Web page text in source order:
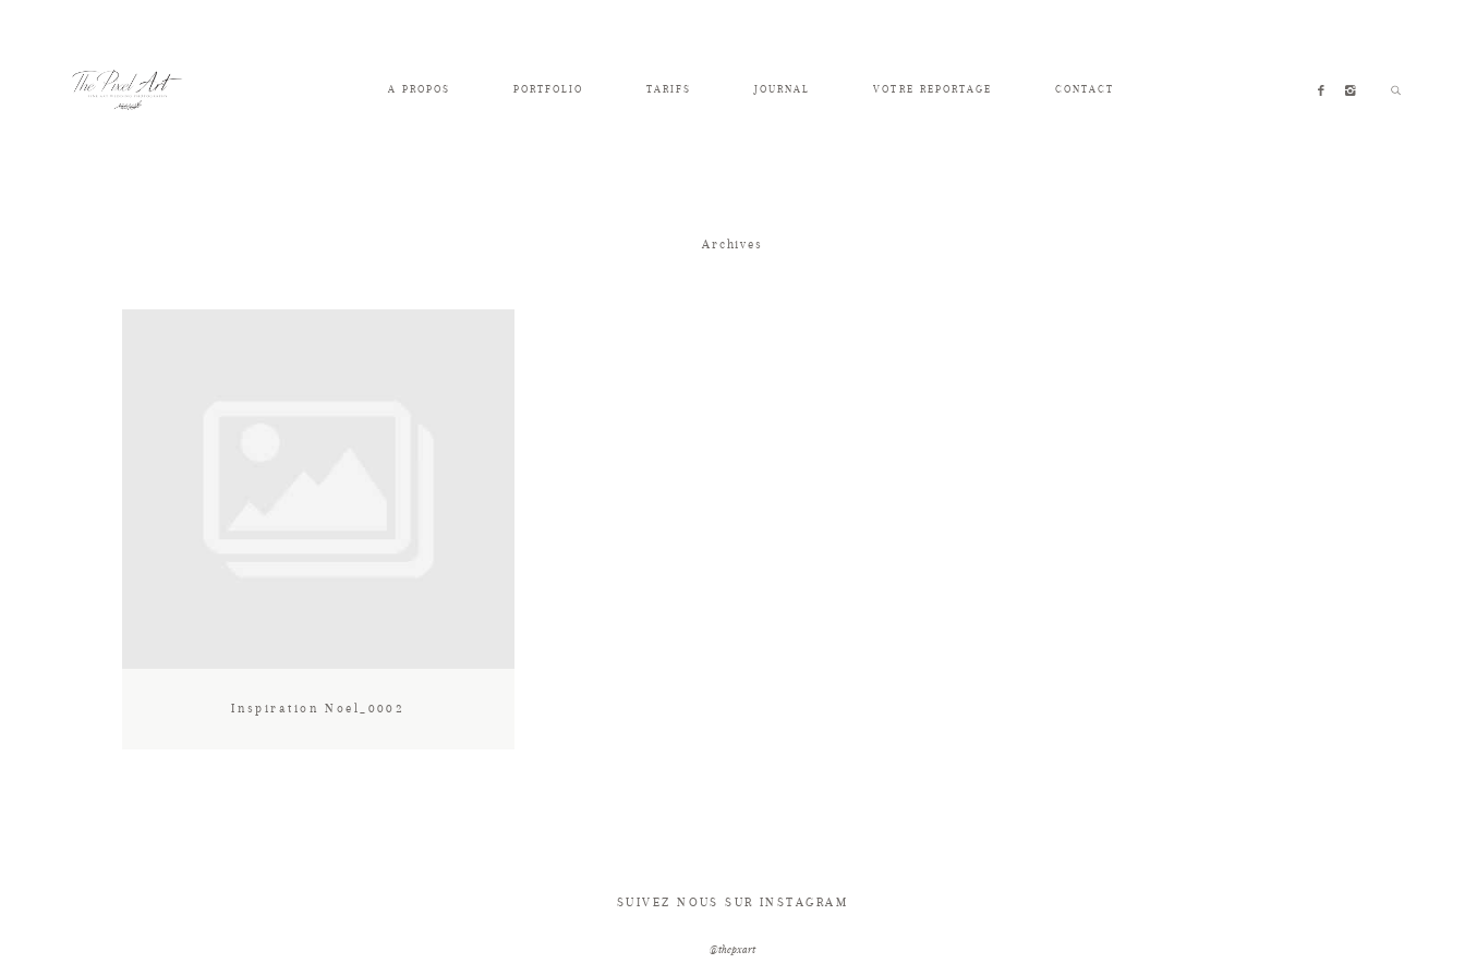
A PROPOS PORTFOLIO TARIFS JOURNAL VOTRE REPORTAGE CONTACT
Archives
Inspiration Noel_0002
SUIVEZ NOUS SUR INSTAGRAM
@thepxart